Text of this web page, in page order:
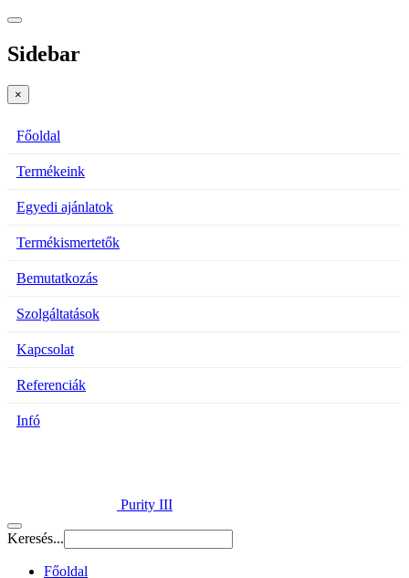
Sidebar
×
Főoldal
Termékeink
Egyedi ajánlatok
Termékismertetők
Bemutatkozás
Szolgáltatások
Kapcsolat
Referenciák
Infó
Purity III
Keresés...
Főoldal